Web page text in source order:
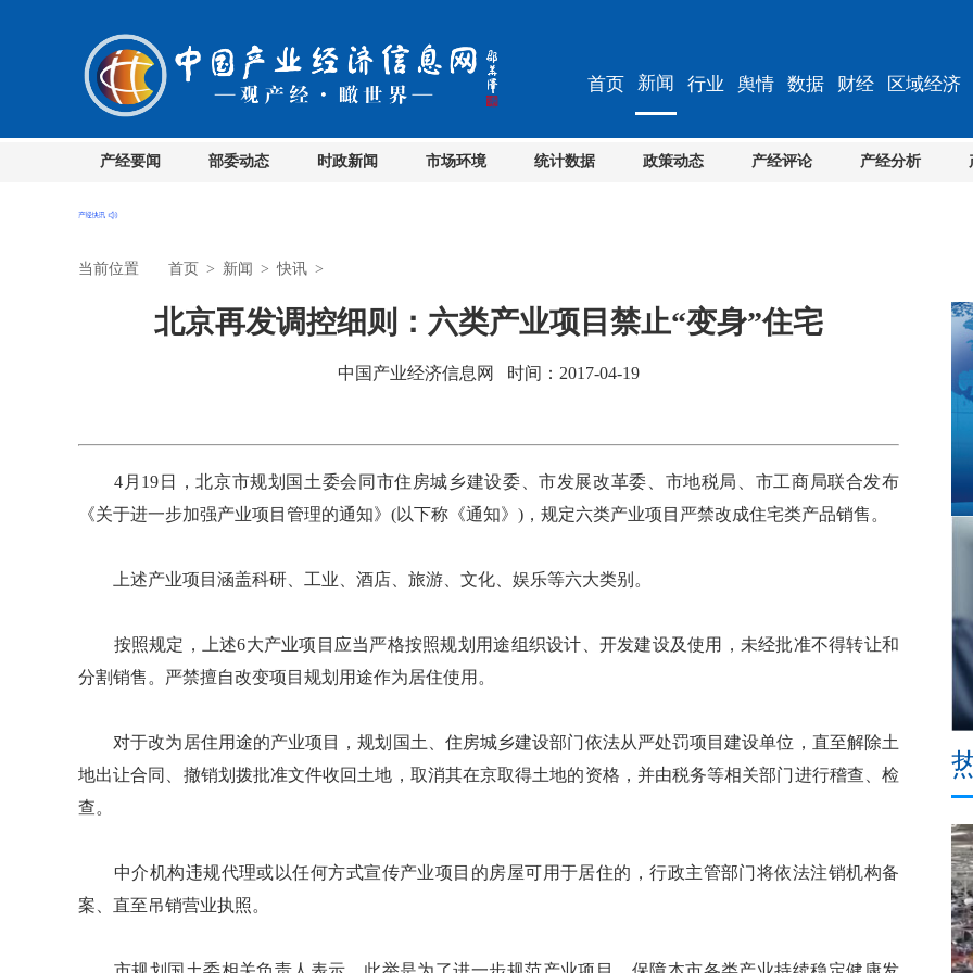
首页 新闻
产经要闻 部委动态 时政新闻 市场环境 统计数据 政策动态 产经评论 产经分析
行业 舆情 数据 财经 区域经济
当前位置 首页 > 新闻 > 快讯 >
北京再发调控细则：六类产业项目禁止“变身”住宅
中国产业经济信息网 时间：2017-04-19
4月19日，北京市规划国土委会同市住房城乡建设委、市发展改革委、市地税局、市工商局联合发布
《关于进一步加强产业项目管理的通知》(以下称《通知》)，规定六类产业项目严禁改成住宅类产品销售。
上述产业项目涵盖科研、工业、酒店、旅游、文化、娱乐等六大类别。
按照规定，上述6大产业项目应当严格按照规划用途组织设计、开发建设及使用，未经批准不得转让和
分割销售。严禁擅自改变项目规划用途作为居住使用。
对于改为居住用途的产业项目，规划国土、住房城乡建设部门依法从严处罚项目建设单位，直至解除土
地出让合同、撤销划拨批准文件收回土地，取消其在京取得土地的资格，并由税务等相关部门进行稽查、检
查。
中介机构违规代理或以任何方式宣传产业项目的房屋可用于居住的，行政主管部门将依法注销机构备
案、直至吊销营业执照。